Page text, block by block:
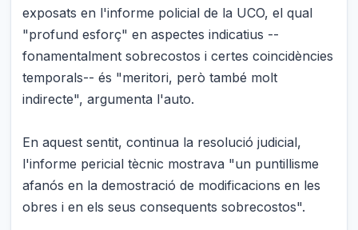
exposats en l'informe policial de la UCO, el qual
"profund esforç" en aspectes indicatius --
fonamentalment sobrecostos i certes coincidències
temporals-- és "meritori, però també molt
indirecte", argumenta l'auto.
En aquest sentit, continua la resolució judicial,
l'informe pericial tècnic mostrava "un puntillisme
afanós en la demostració de modificacions en les
obres i en els seus consequents sobrecostos".